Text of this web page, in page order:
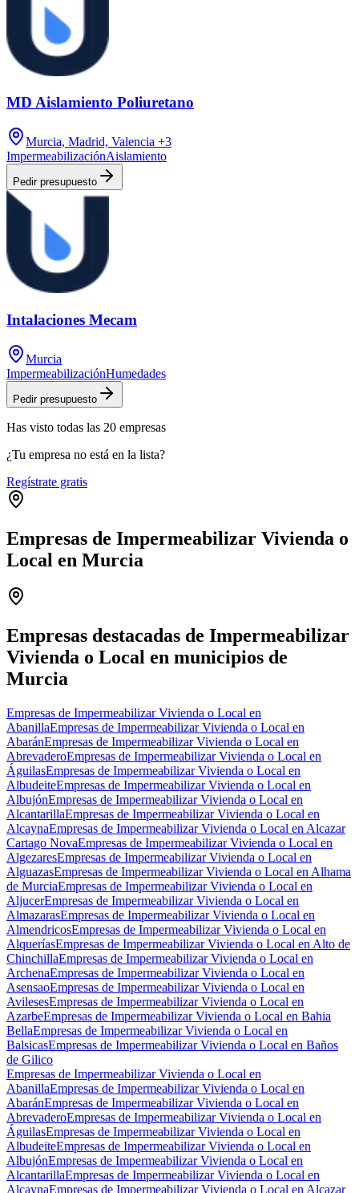
MD Aislamiento Poliuretano
Murcia, Madrid, Valencia +3
ImpermeabilizaciónAislamiento
Pedir presupuesto
Intalaciones Mecam
Murcia
ImpermeabilizaciónHumedades
Pedir presupuesto
Has visto todas las 20 empresas
¿Tu empresa no está en la lista?
Regístrate gratis
Empresas de Impermeabilizar Vivienda o
Local en Murcia
−
Empresas destacadas de Impermeabilizar
Vivienda o Local en municipios de
Murcia
Empresas de Impermeabilizar Vivienda o Local en
AbanillaEmpresas de Impermeabilizar Vivienda o Local en
AbaránEmpresas de Impermeabilizar Vivienda o Local en
AbrevaderoEmpresas de Impermeabilizar Vivienda o Local en
ÁguilasEmpresas de Impermeabilizar Vivienda o Local en
AlbudeiteEmpresas de Impermeabilizar Vivienda o Local en
AlbujónEmpresas de Impermeabilizar Vivienda o Local en
AlcantarillaEmpresas de Impermeabilizar Vivienda o Local en
AlcaynaEmpresas de Impermeabilizar Vivienda o Local en Alcazar
Cartago NovaEmpresas de Impermeabilizar Vivienda o Local en
AlgezaresEmpresas de Impermeabilizar Vivienda o Local en
AlguazasEmpresas de Impermeabilizar Vivienda o Local en Alhama
de MurciaEmpresas de Impermeabilizar Vivienda o Local en
AljucerEmpresas de Impermeabilizar Vivienda o Local en
AlmazarasEmpresas de Impermeabilizar Vivienda o Local en
AlmendricosEmpresas de Impermeabilizar Vivienda o Local en
AlqueríasEmpresas de Impermeabilizar Vivienda o Local en Alto de
ChinchillaEmpresas de Impermeabilizar Vivienda o Local en
ArchenaEmpresas de Impermeabilizar Vivienda o Local en
AsensaoEmpresas de Impermeabilizar Vivienda o Local en
AvilesesEmpresas de Impermeabilizar Vivienda o Local en
AzarbeEmpresas de Impermeabilizar Vivienda o Local en Bahia
BellaEmpresas de Impermeabilizar Vivienda o Local en
BalsicasEmpresas de Impermeabilizar Vivienda o Local en Baños
de Gilico
Empresas de Impermeabilizar Vivienda o Local en
AbanillaEmpresas de Impermeabilizar Vivienda o Local en
AbaránEmpresas de Impermeabilizar Vivienda o Local en
AbrevaderoEmpresas de Impermeabilizar Vivienda o Local en
ÁguilasEmpresas de Impermeabilizar Vivienda o Local en
AlbudeiteEmpresas de Impermeabilizar Vivienda o Local en
AlbujónEmpresas de Impermeabilizar Vivienda o Local en
AlcantarillaEmpresas de Impermeabilizar Vivienda o Local en
AlcaynaEmpresas de Impermeabilizar Vivienda o Local en Alcazar